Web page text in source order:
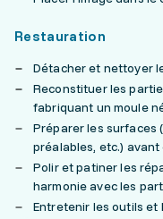
Restauration
Détacher et nettoyer
Reconstituer les
fabriquant un moule
Préparer les surfaces
préalables, etc.)
Polir et patiner les
harmonie avec les
Entretenir les outils et